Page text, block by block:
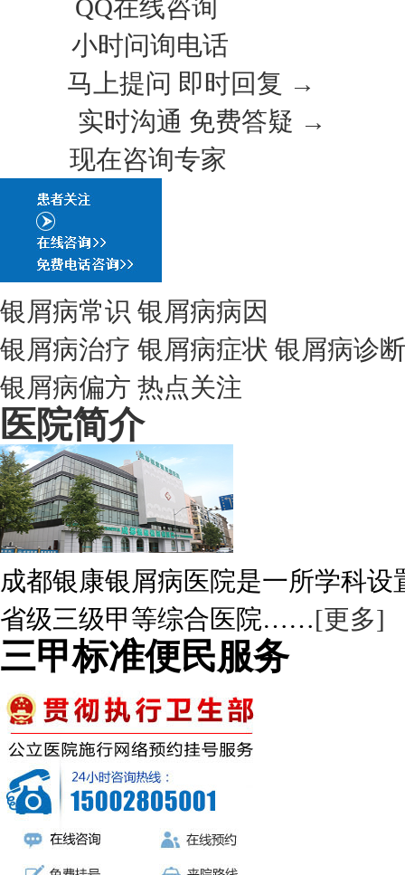
QQ在线咨询
小时问询电话
马上提问 即时回复 →
实时沟通 免费答疑 →
现在咨询专家
银屑病常识 银屑病病因
银屑病治疗 银屑病症状 银屑病诊断
银屑病偏方 热点关注
医院简介
成都银康银屑病医院是一所学科
省级三级甲等综合医院……[更多]
三甲标准便民服务